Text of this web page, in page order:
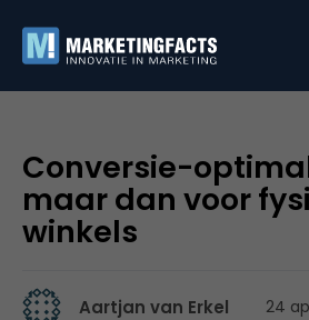
Conversie-
maar dan voor
winkels
Aartjan van Erkel 24